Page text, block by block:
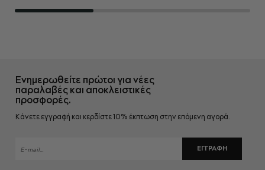
Ενημερωθείτε πρώτοι για νέες
παραλαβές και αποκλειστικές
προσφορές.
Κάνετε εγγραφή και κερδίστε 10% έκπτωση στην επόμενη αγορά.
ΕΓΓΡΑΦΉ